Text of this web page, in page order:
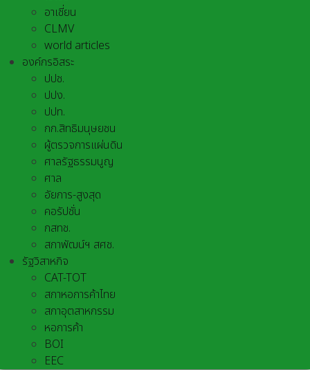
อาเชี่ยน
CLMV
world articles
องค์กรอิสระ
ปปช.
ปปง.
ปปท.
กก.สิทธิมนุษยชน
ผู้ตรวจการแผ่นดิน
ศาลรัฐธรรมนูญ
ศาล
อัยการ-สูงสุด
คอรัปชั่น
กสทช.
สภาพัฒน์ฯ สศช.
รัฐวิสาหกิจ
CAT-TOT
สภาหอการค้าไทย
สภาอุตสาหกรรม
หอการค้า
BOI
EEC